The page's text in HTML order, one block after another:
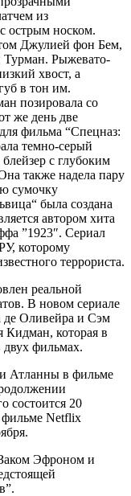
из
острым носком.
Джулией фон Бем,
Турман. Рыжевато-
хвост, а
в тон им.
позировала со
же день две
фильма “Спецназ:
темно-серый
с глубоким
также надела пару
сумочку
была создана
автором хита
”1923″. Сериал
которому
террориста.
реальной
В новом сериале
де Оливейра и Сэм
Кидман, которая в
двух фильмах.
Атланны в фильме
состоится 20
фильме Netflix
Эфроном и